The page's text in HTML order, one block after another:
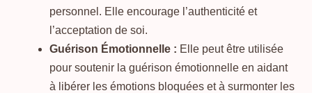
personnel. Elle encourage l’authenticité et
l’acceptation de soi.
Guérison Émotionnelle : Elle peut être utilisée
pour soutenir la guérison émotionnelle en aidant
à libérer les émotions bloquées et à surmonter les